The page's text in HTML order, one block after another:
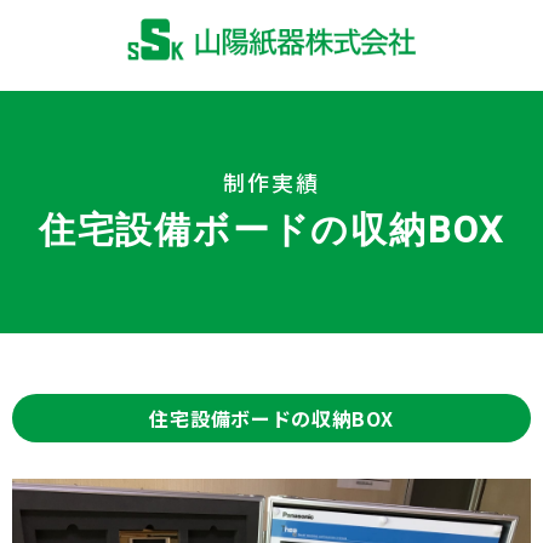
制作実績
住宅設備ボードの収納BOX
住宅設備ボードの収納BOX